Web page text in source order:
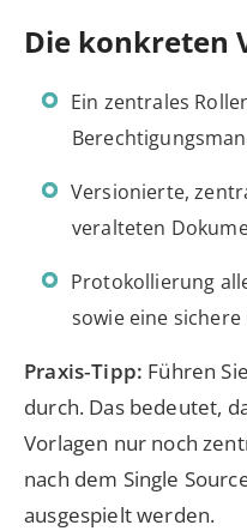
Die konkreten
Ein zentrales
Versionierte,
veralteten
Protokollierung
sowie eine sichere
Praxis‑Tipp: Führen
durch. Das bedeutet,
Vorlagen nur noch
nach dem Single
ausgespielt werden.